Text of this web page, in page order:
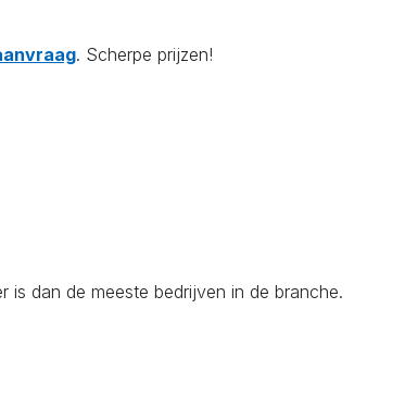
. Scherpe prijzen!
dan de meeste bedrijven in de branche.